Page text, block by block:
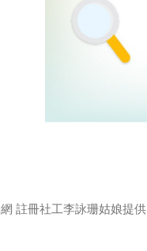
註冊社工李詠珊姑娘提供